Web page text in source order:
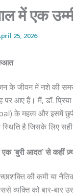
में एक
25, 2026
के जीवन में नशे की
आए हैं। मैं, डॉ.
महत्व और इसमें छुपी
है जिसके लिए सही
‘बुरी आदत’ से कहीं
की कमी या
व्यक्ति को बार-बार